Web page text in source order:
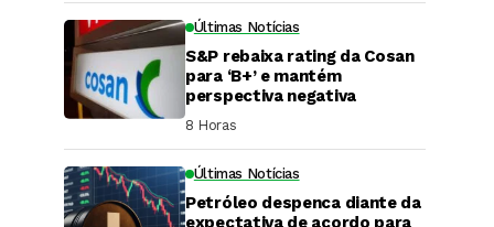
Últimas Notícias
S&P rebaixa rating da Cosan
para ‘B+’ e mantém
perspectiva negativa
8 Horas ⁮
Últimas Notícias
Petróleo despenca diante da
expectativa de acordo para
DaCana Cast
Fenasucro 2026